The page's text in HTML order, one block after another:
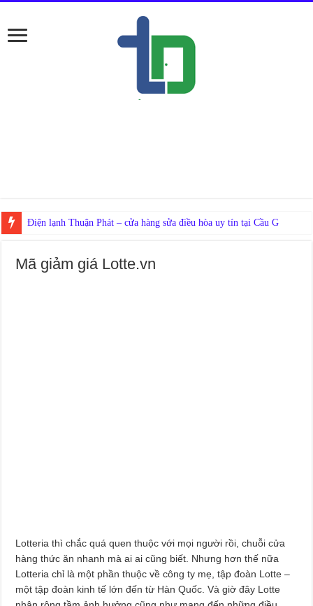
Mã giảm giá Lotte.vn
Lotteria thì chắc quá quen thuộc với mọi người rồi, chuỗi cửa
hàng thức ăn nhanh mà ai ai cũng biết. Nhưng hơn thế nữa
Lotteria chỉ là một phần thuộc về công ty mẹ, tập đoàn Lotte –
một tập đoàn kinh tế lớn đến từ Hàn Quốc. Và giờ đây Lotte